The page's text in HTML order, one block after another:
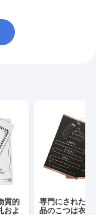
質的
およ
専門にされた注
品のこつは衣類